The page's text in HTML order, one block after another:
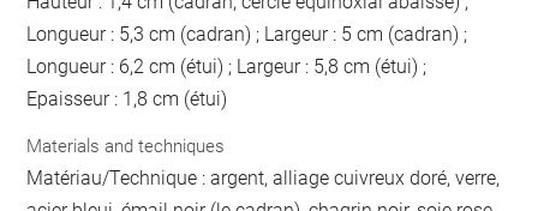
Longueur : 5,3 cm (cadran) ; Largeur : 5 cm (cadran) ;
Longueur : 6,2 cm (étui) ; Largeur : 5,8 cm (étui) ;
Epaisseur : 1,8 cm (étui)
Materials and techniques
Matériau/Technique : argent, alliage cuivreux doré, verre,